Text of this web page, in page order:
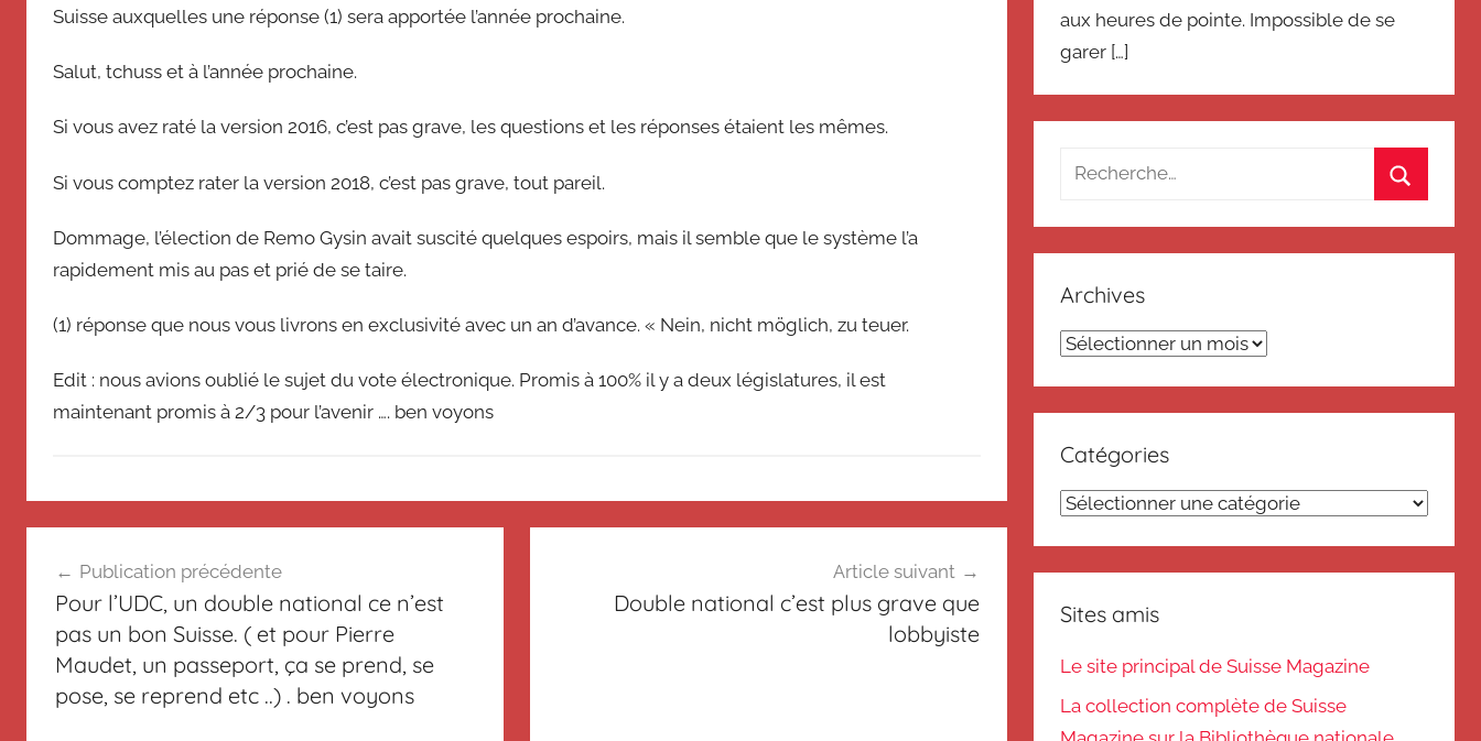
Suisse auxquelles une réponse (1) sera apportée l’année prochaine.
Salut, tchuss et à l’année prochaine.
Si vous avez raté la version 2016, c’est pas grave, les questions et les réponses étaient les mêmes.
Si vous comptez rater la version 2018, c’est pas grave, tout pareil.
Dommage, l’élection de Remo Gysin avait suscité quelques espoirs, mais il semble que le système l’a
rapidement mis au pas et prié de se taire.
(1) réponse que nous vous livrons en exclusivité avec un an d’avance. « Nein, nicht möglich, zu teuer.
Edit : nous avions oublié le sujet du vote électronique. Promis à 100% il y a deux législatures, il est
maintenant promis à 2/3 pour l’avenir …. ben voyons
n
c
l
a
s
de
l’article
Publication précédente
Pour l’UDC, un double national ce n’est
pas un bon Suisse. ( et pour Pierre
Maudet, un passeport, ça se prend, se
pose, se reprend etc ..) . ben voyons
Article suivant
Double national c’est plus grave que
lobbyiste
aux heures de pointe. Impossible de se
garer […]
Recherche
:
Archives
Archives
Catégories
Catégories
Sites amis
Le site principal de Suisse Magazine
La collection complète de Suisse